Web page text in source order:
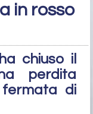
in rosso
chiuso il
perdita
di